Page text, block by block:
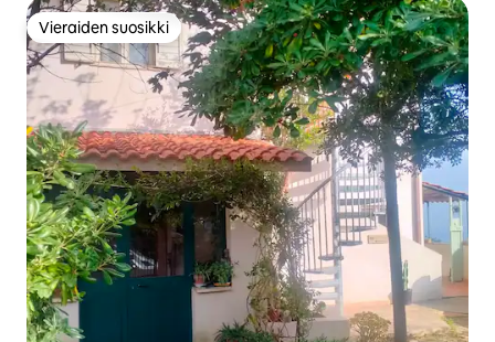
Vieraiden suosikki
Vieraiden suosikki